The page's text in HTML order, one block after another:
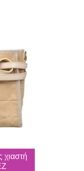
χιαστή